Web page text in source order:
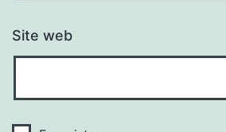
Site web